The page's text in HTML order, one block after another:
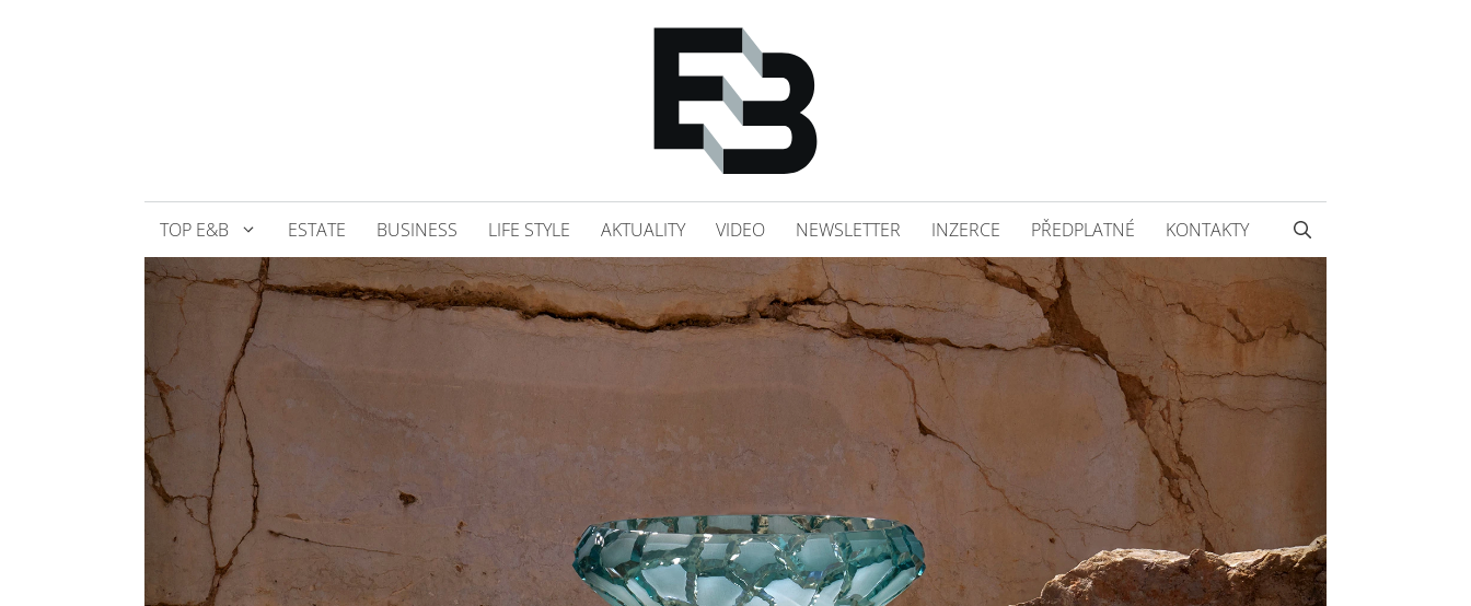
TOP E&B ESTATE BUSINESS LIFE STYLE AKTUALITY VIDEO NEWSLETTER INZERCE PŘEDPLATNÉ KONTAKTY